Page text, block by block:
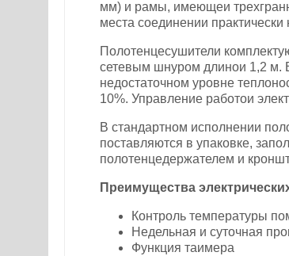
мм) и рамы, имеющеи
места соединении
Полотенцесушители
сетевым шнуром длинои 1,2 м.
недостаточном уровне
10%. Управление работои
В стандартном исполнении
поставляются в упаковке,
полотенцедержателем и
Преимущества
Контроль температуры
Недельная и суточная
Функция таимера